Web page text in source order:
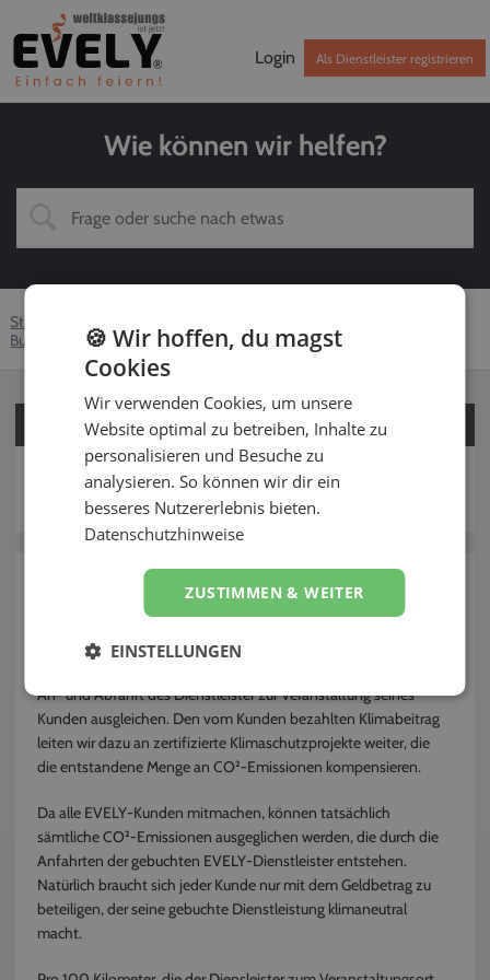
Login Als Dienstleister registrieren
Wie können wir helfen?
Startseite
Buchung
Was ist der Klimabeitrag?
Für Kunden
Für Dienstleister
An- und Abfahrt des Dienstleister zur Veranstaltung seines
Kunden ausgleichen. Den vom Kunden bezahlten Klimabeitrag
leiten wir dazu an zertifizierte Klimaschutzprojekte weiter, die
die entstandene Menge an CO²-Emissionen kompensieren.
Da alle EVELY-Kunden mitmachen, können tatsächlich
sämtliche CO²-Emissionen ausgeglichen werden, die durch die
Anfahrten der gebuchten EVELY-Dienstleister entstehen.
Natürlich braucht sich jeder Kunde nur mit dem Geldbetrag zu
beteiligen, der seine gebuchte Dienstleistung klimaneutral
macht.
🍪 Wir hoffen, du magst
Cookies
Wir verwenden Cookies, um unsere
Website optimal zu betreiben, Inhalte zu
personalisieren und Besuche zu
analysieren. So können wir dir ein
besseres Nutzererlebnis bieten.
Datenschutzhinweise
ZUSTIMMEN & WEITER
EINSTELLUNGEN